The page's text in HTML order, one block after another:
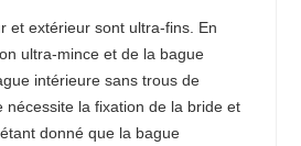
et extérieur sont ultra-fins. En
ultra-mince et de la bague
intérieure sans trous de
nécessite la fixation de la bride et
donné que la bague